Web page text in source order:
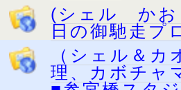
(シェル かお
日の御馳走プ
（シェル＆
理、カボチ